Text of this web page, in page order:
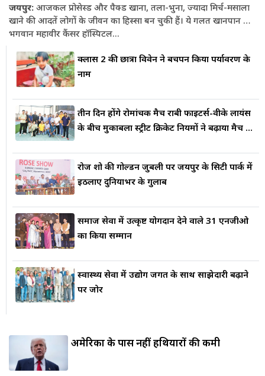
जयपुर: आजकल प्रोसेस्ड और पैक्ड खाना, तला-भुना, ज्यादा मिर्च-मसाला
खाने की आदतें लोगों के जीवन का हिस्सा बन चुकी हैं। ये गलत खानपान की
आदतें राजस्थान समेत पूरे देश में एब्डॉमिनल (पेट से संबंधित) कैंसर के
की रिपोर्ट के अनुसार भारत में हर साल लगभग 2 लाख से अधिक नए
एब्डॉमिनल कैंसर के मामले सामने आते हैं, जिनमें कोलन, और ब्लैडर कैंसर
प्रमुख हैं।
भगवान महावीर कैंसर हॉस्पिटल...
क्लास 2 की छात्रा विवेन ने बचपन किया पर्यावरण के
नाम
तीन दिन होंगे रोमांचक मैच राबी फाइटर्स-वीके लायंस
के बीच मुकाबला स्ट्रीट क्रिकेट नियमों ने बढ़ाया मैच का
रोज शो की गोल्डन जुबली पर जयपुर के सिटी पार्क में
इठलाए दुनियाभर के गुलाब
समाज सेवा में उत्कृष्ट योगदान देने वाले 31 एनजीओ
का किया सम्मान
स्वास्थ्य सेवा में उद्योग जगत के साथ साझेदारी बढ़ाने
पर जोर
अमेरिका के पास नहीं हथियारों की कमी